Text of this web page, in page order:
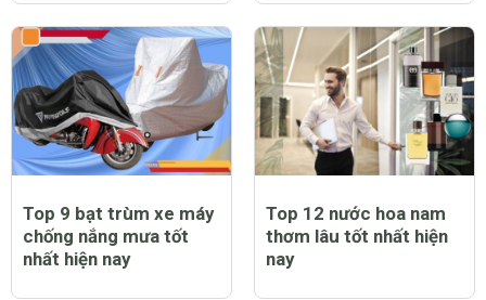
Top 9 bạt trùm xe máy
chống nắng mưa tốt
nhất hiện nay
Top 12 nước hoa nam
thơm lâu tốt nhất hiện
nay